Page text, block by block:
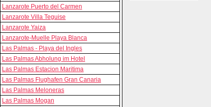
Lanzarote Puerto del Carmen
Lanzarote Villa Teguise
Lanzarote Yaiza
Lanzarote-Muelle Playa Blanca
Las Palmas - Playa del Ingles
Las Palmas Abholung im Hotel
Las Palmas Estacion Maritima
Las Palmas Flughafen Gran Canaria
Las Palmas Meloneras
Las Palmas Mogan